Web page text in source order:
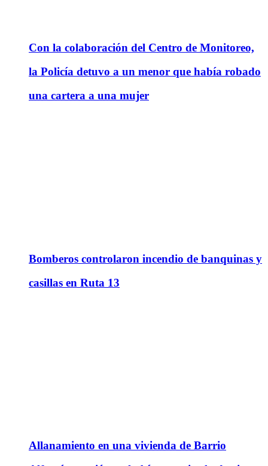
Con la colaboración del Centro de Monitoreo,
la Policía detuvo a un menor que había robado
una cartera a una mujer
Bomberos controlaron incendio de banquinas y
casillas en Ruta 13
Allanamiento en una vivienda de Barrio